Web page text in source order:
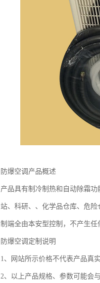
防爆空调产品概述
产品具有制冷制热和自动除霜
站、科研、、化学品仓库、危
制端全由本安型控制，不产生任
防爆空调定制说明
1、网站所示价格不代表产品真
2、以上产品规格、参数可能会